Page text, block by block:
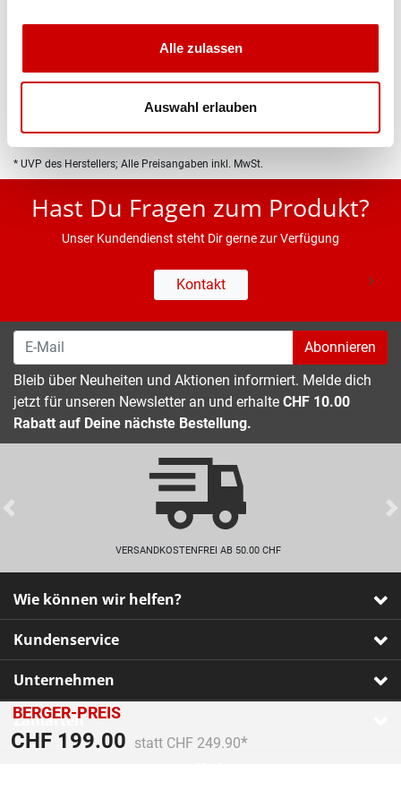
Alle zulassen
Auswahl erlauben
BERGER-PREIS
CHF 199.00 Preis reduziert von
statt CHF 249.90
An
Produktbeschreibung
* UVP des Herstellers; Alle Preisangaben inkl. MwSt.
Hast Du Fragen zum Produkt?
Unser Kundendienst steht Dir gerne zur Verfügung
Kontakt
Abonnieren
Bleib über Neuheiten und Aktionen informiert. Melde dich
jetzt für unseren Newsletter an und erhalte CHF 10.00
Rabatt auf Deine nächste Bestellung.
VERSANDKOSTENFREI AB 50.00 CHF
Previous
Wie können wir helfen?
Kundenservice
Unternehmen
Zahlarten